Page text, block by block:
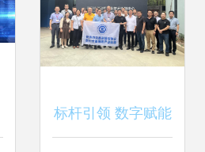
标杆引领 数字赋能